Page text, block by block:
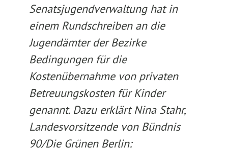
Senatsjugendverwaltung hat in
einem Rundschreiben an die
Jugendämter der Bezirke
Bedingungen für die
Kostenübernahme von privaten
Betreuungskosten für Kinder
genannt. Dazu erklärt Nina Stahr,
Landesvorsitzende von Bündnis
90/Die Grünen Berlin: